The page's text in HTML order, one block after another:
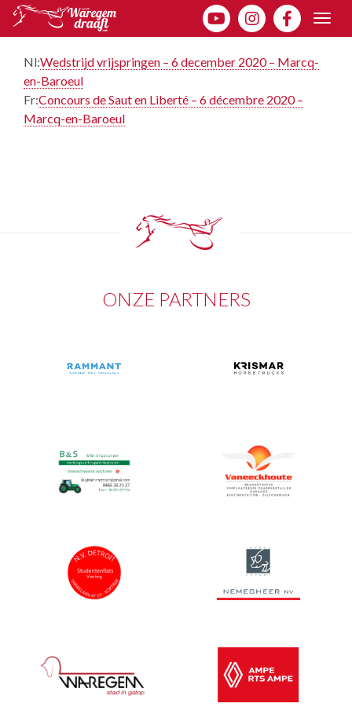
Nl:Wedstrijd vrijspringen – 6 december 2020 – Marcq-
en-Baroeul
Fr:Concours de Saut en Liberté – 6 décembre 2020 –
Marcq-en-Baroeul
ONZE PARTNERS